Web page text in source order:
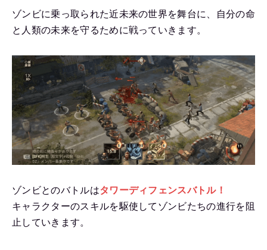
ゾンビに乗っ取られた近未来の世界を舞台に、自分の命
と人類の未来を守るために戦っていきます。
ゾンビとのバトルはタワーディフェンスバトル！
キャラクターのスキルを駆使してゾンビたちの進行を阻
止していきます。